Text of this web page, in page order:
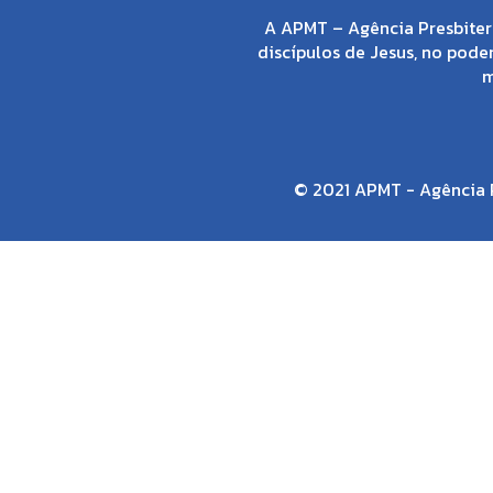
A APMT – Agência
discípulos de Jesus, no
© 2021 APMT -